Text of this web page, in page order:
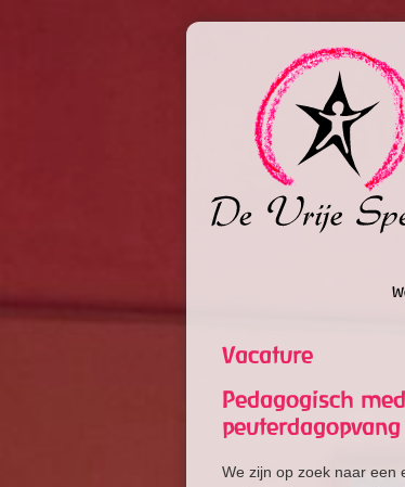
Vacature
Pedagogisch
We zijn op zoek naar een